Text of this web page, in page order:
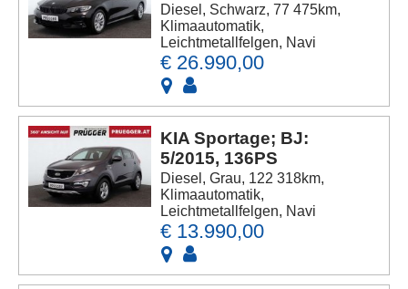
Diesel, Schwarz, 77 475km,
Klimaautomatik,
Leichtmetallfelgen, Navi
€ 26.990,00
KIA Sportage; BJ:
5/2015, 136PS
Diesel, Grau, 122 318km,
Klimaautomatik,
Leichtmetallfelgen, Navi
€ 13.990,00